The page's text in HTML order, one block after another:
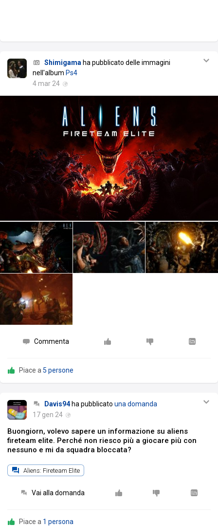
Shimigama ha pubblicato delle immagini
nell'album Ps4
4 mar 24
Commenta
Piace a 5 persone
Davis94ha pubblicato una domanda
17 gen 24
Buongiorn, volevo sapere un informazione su aliens
fireteam elite. Perché non riesco più a giocare più con
nessuno e mi da squadra bloccata?
Aliens: Fireteam Elite
Vai alla domanda
Piace a 1 persona